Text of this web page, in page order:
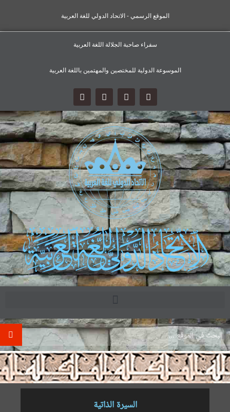
الموقع الرسمي - الاتحاد الدولي للغة العربية
سفراء صاحبة الجلالة اللغة العربية
الموسوعة الدولية للمختصين والمهتمين باللغة العربية
.
السيرة الذاتية